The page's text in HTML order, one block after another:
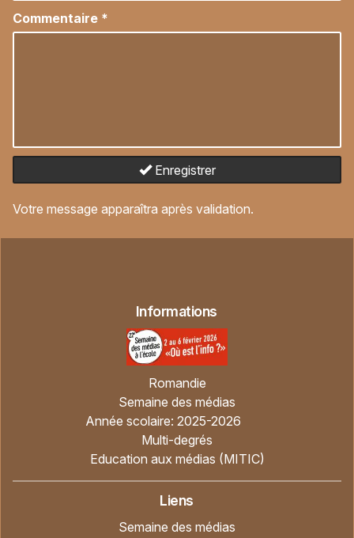
Commentaire *
Enregistrer
Votre message apparaîtra après validation.
Informations
Romandie
Semaine des médias
Année scolaire: 2025-2026
Multi-degrés
Education aux médias (MITIC)
Liens
Semaine des médias